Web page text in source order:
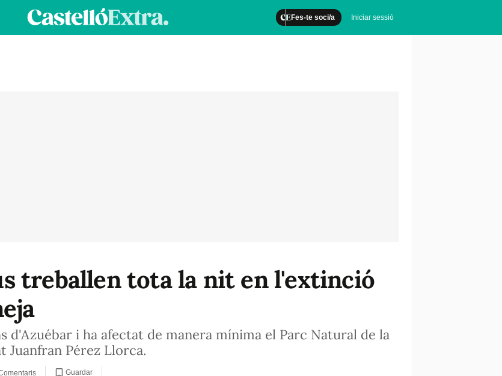
Fes-te soci/a Iniciar sessió
treballen tota la nit en l'extinció
d'Azuébar i ha afectat de manera mínima el Parc Natural de la
Juanfran Pérez Llorca.
Guardar